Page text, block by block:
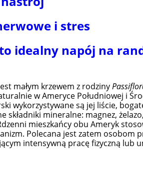
i stres
idealny napój na
małym krzewem z rodziny
w Ameryce Południowej i
wykorzystywane są jej liście,
składniki mineralne: magnez,
mieszkańcy obu Ameryk
Polecana jest zatem osobom
intensywną pracę fizyczną lub